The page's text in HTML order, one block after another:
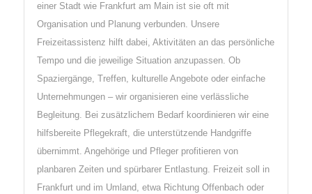
einer Stadt wie Frankfurt am Main ist sie oft mit
Organisation und Planung verbunden. Unsere
Freizeitassistenz hilft dabei, Aktivitäten an das persönliche
Tempo und die jeweilige Situation anzupassen. Ob
Spaziergänge, Treffen, kulturelle Angebote oder einfache
Unternehmungen – wir organisieren eine verlässliche
Begleitung. Bei zusätzlichem Bedarf koordinieren wir eine
hilfsbereite Pflegekraft, die unterstützende Handgriffe
übernimmt. Angehörige und Pfleger profitieren von
planbaren Zeiten und spürbarer Entlastung. Freizeit soll in
Frankfurt und im Umland, etwa Richtung Offenbach oder